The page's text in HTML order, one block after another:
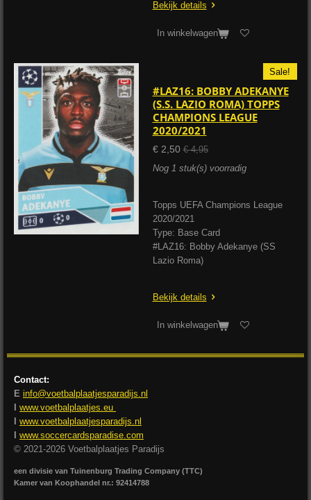
Bekijk details
In winkelwagen
Sale!
#LAZ16: BOBBY ADEKANYE
(S.S. LAZIO ROMA) TOPPS
CHAMPIONS LEAGUE
2020/2021
€ 2,50 € 4,95
Nog 1 stuk(s) voorradig
Topps UEFA Champions League
2020/2021
Type: Base Card
#LAZ16: Bobby Adekanye (SS
Lazio Roma)
Bekijk details
In winkelwagen
Contact:
E info@voetbalplaatjesparadijs.nl
www.voetbalplaatjes.eu
www.voetbalplaatjesparadijs.nl
www.soccercardsparadise.com
© 2021-2026 Voetbalplaatjes Paradijs
een divisie van Tuinenburg Trading Company (TTC)
Kamer van Koophandel nr.: 92414788